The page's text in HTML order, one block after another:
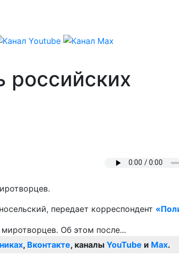
российских
передает корреспондент
, Вконтакте, каналы YouTube и Max.